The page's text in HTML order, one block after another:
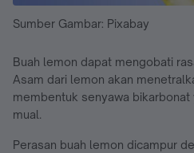
Sumber Gambar: Pixabay
Buah lemon dapat mengobati
Asam dari lemon akan
membentuk senyawa
mual.
Perasan buah lemon dicampur